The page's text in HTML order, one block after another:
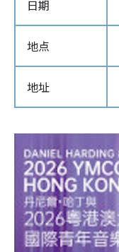
日期
地点
地址